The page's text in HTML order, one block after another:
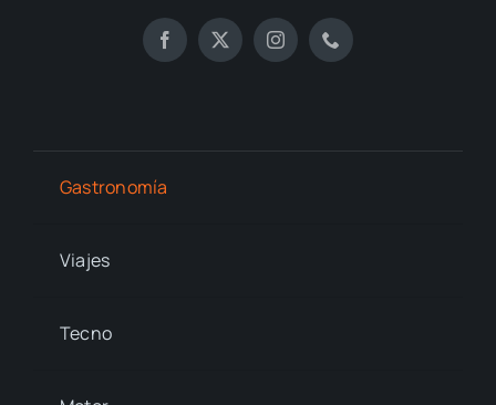
Gastronomía
Viajes
Tecno